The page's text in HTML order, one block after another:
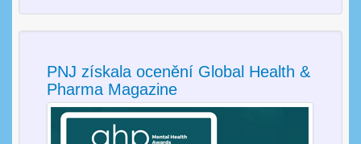
PNJ získala ocenění Global Health &
Pharma Magazine